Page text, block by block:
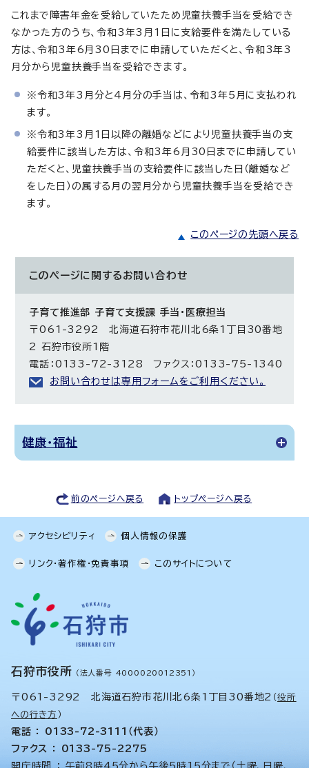
これまで障害年金を受給していたため児童扶養手当を受給でき
なかった方のうち、令和3年3月1日に支給要件を満たしている
方は、令和3年6月30日までに申請していただくと、令和3年3
月分から児童扶養手当を受給できます。
※令和3年3月分と4月分の手当は、令和3年5月に支払われ
ます。
※令和3年3月1日以降の離婚などにより児童扶養手当の支
給要件に該当した方は、令和3年6月30日までに申請してい
ただくと、児童扶養手当の支給要件に該当した日（離婚など
をした日）の属する月の翌月分から児童扶養手当を受給でき
ます。
このページの先頭へ戻る
このページに関する お問い合わせ
子育て推進部 子育て支援課 手当・医療担当
〒061-3292 北海道石狩市花川北6条1丁目30番地
2 石狩市役所1階
電話：0133-72-3128 ファクス：0133-75-1340
お問い合わせは専用フォームをご利用ください。
健康・福祉
前のページへ戻る トップページへ戻る
アクセシビリティ 個人情報の保護
リンク・著作権・免責事項 このサイトについて
石狩市役所 （法人番号 4000020012351）
〒061-3292 北海道石狩市花川北6条1丁目30番地2 （役所
への行き方 ）
電話 ： 0133-72-3111（代表）
ファクス ： 0133-75-2275
開庁時間 ： 午前8時45分から午後5時15分まで（土曜、日曜、